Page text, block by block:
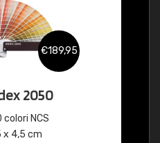
€189,95
2050
colori NCS
x 4,5 cm